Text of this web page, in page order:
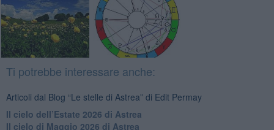
Ti potrebbe interessare anche:
Articoli dal Blog “Le stelle di Astrea” di Edit Permay
​Il cielo dell’Estate 2026 di Astrea
​Il cielo di Maggio 2026 di Astrea